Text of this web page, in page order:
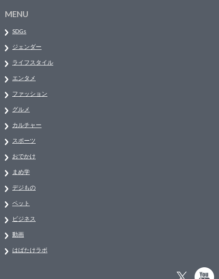
MENU
SDGs
ジェンダー
ライフスタイル
エンタメ
ファッション
グルメ
カルチャー
スポーツ
おでかけ
まめ学
デジもの
ペット
ビジネス
動画
はばたけラボ